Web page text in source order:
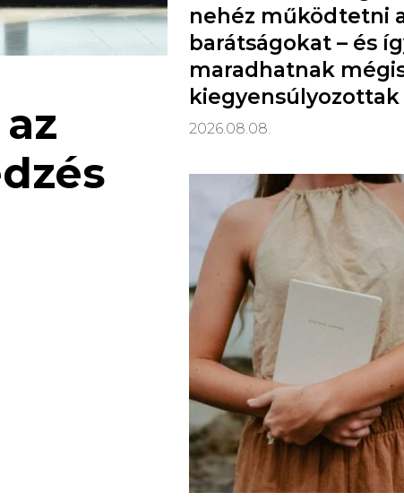
nehéz működtetni
barátságokat – és
maradhatnak
kiegyensúlyozottak
2026.08.08.